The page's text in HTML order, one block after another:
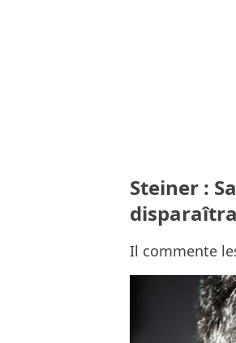
Steiner :
Il commente